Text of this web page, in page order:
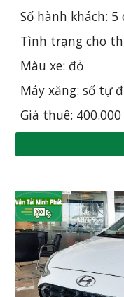
Số hành khách:
Tình trạng cho
Màu xe: đỏ
Máy xăng: số tự
Giá thuê: